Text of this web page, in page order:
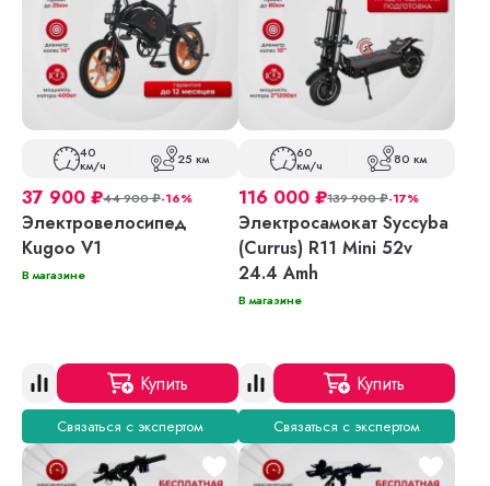
40
км/ч 25 км
37 900 ₽44 900₽-16%
Электровелосипед
Kugoo V1
В магазине
Купить
Связаться с экспертом
60
км/ч 80 км
116 000 ₽139 900₽-17%
Электросамокат Syccyba
(Currus) R11 Mini 52v
24.4 Amh
В магазине
Купить
Связаться с экспертом